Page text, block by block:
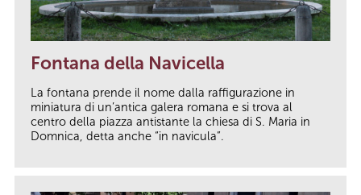
Fontana della Navicella
La fontana prende il nome dalla raffigurazione in
miniatura di un’antica galera romana e si trova al
centro della piazza antistante la chiesa di S. Maria in
Domnica, detta anche “in navicula”.